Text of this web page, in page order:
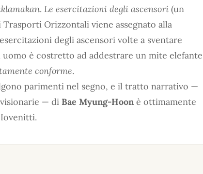
. Le esercitazioni degli ascensori (un
Orizzontali viene assegnato alla
degli ascensori volte a sventare
uomo è costretto ad addestrare un mite elefante
conforme.
parimenti nel segno, e il tratto narrativo —
— di Bae Myung-Hoon è ottimamente